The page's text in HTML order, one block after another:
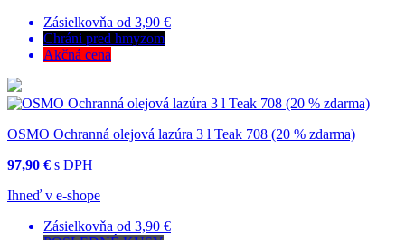
Zásielkovňa od 3,90 €
Chráni pred hmyzom
Akčná cena
OSMO Ochranná olejová lazúra 3 l Teak 708 (20 % zdarma)
97,90 € s DPH
Ihneď v e-shope
Zásielkovňa od 3,90 €